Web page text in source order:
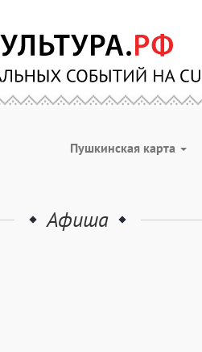
Пушкинская карта
Афиша